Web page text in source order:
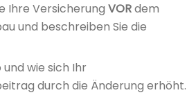
Ihre Versicherung VORdem
und beschreiben Sie die
und wie sich Ihr
durch die Änderung erhöht.